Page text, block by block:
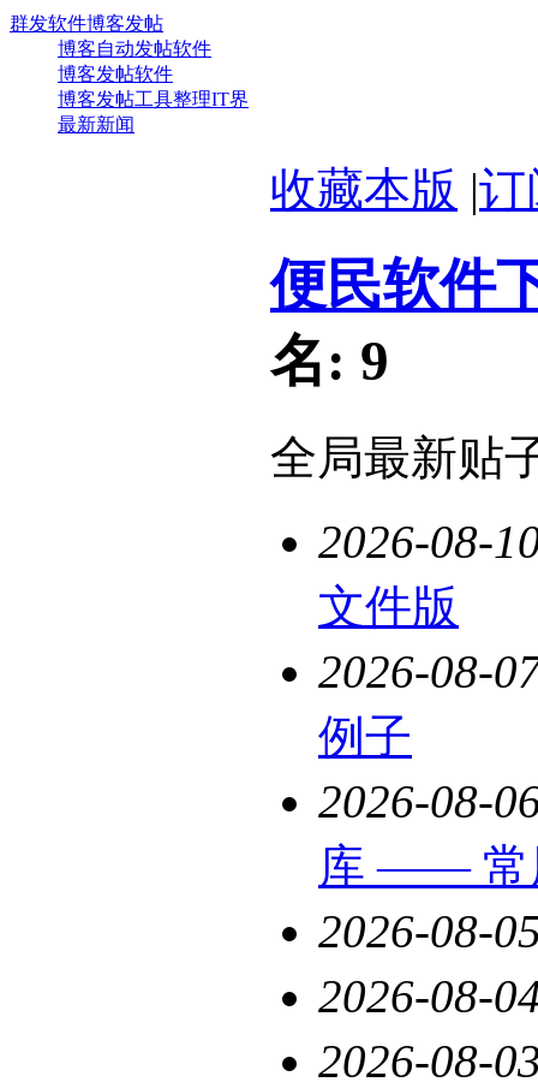
群发软件博客发帖
博客自动发帖软件
博客发帖软件
博客发帖工具整理IT界
最新新闻
收藏本版 |订
便民软件
名: 9
全局最新贴
2026-08-
文件版
2026-08-
例子
2026-08-
库 —— 常
2026-08-
2026-08-
2026-08-